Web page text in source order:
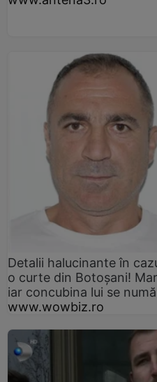
Detalii halucinante în
o curte din Botoșani!
iar concubina lui se
www.wowbiz.ro